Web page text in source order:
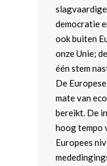
democratie
ook buiten
onze Unie;
één stem
De
mate van
bereikt. De
hoog tempo
Europees